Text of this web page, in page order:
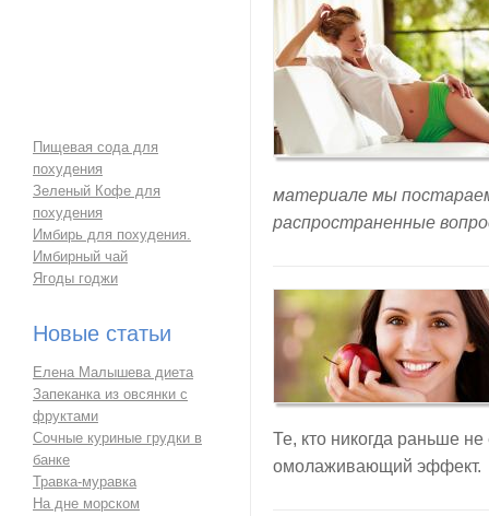
Пищевая сода для
похудения
Зеленый Кофе для
похудения
Имбирь для похудения.
Имбирный чай
Ягоды годжи
Новые статьи
Елена Малышева диета
Запеканка из овсянки с
фруктами
Сочные куриные грудки в
банке
Травка-муравка
На дне морском
материале мы
распространенные
Те, кто никогда раньше
омолаживающий эффект.